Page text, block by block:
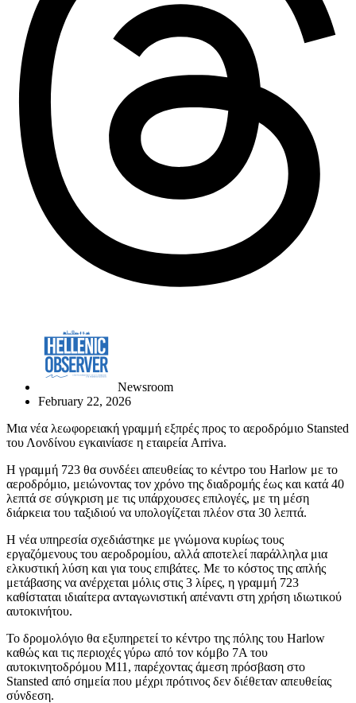
Newsroom
February 22, 2026
Μια νέα λεωφορειακή γραμμή εξπρές προς το αεροδρόμιο Stansted
του Λονδίνου εγκαινίασε η εταιρεία Arriva.
Η γραμμή 723 θα συνδέει απευθείας το κέντρο του Harlow με το
αεροδρόμιο, μειώνοντας τον χρόνο της διαδρομής έως και κατά 40
λεπτά σε σύγκριση με τις υπάρχουσες επιλογές, με τη μέση
διάρκεια του ταξιδιού να υπολογίζεται πλέον στα 30 λεπτά.
Η νέα υπηρεσία σχεδιάστηκε με γνώμονα κυρίως τους
εργαζόμενους του αεροδρομίου, αλλά αποτελεί παράλληλα μια
ελκυστική λύση και για τους επιβάτες. Με το κόστος της απλής
μετάβασης να ανέρχεται μόλις στις 3 λίρες, η γραμμή 723
καθίσταται ιδιαίτερα ανταγωνιστική απέναντι στη χρήση ιδιωτικού
αυτοκινήτου.
Το δρομολόγιο θα εξυπηρετεί το κέντρο της πόλης του Harlow
καθώς και τις περιοχές γύρω από τον κόμβο 7A του
αυτοκινητοδρόμου M11, παρέχοντας άμεση πρόσβαση στο
Stansted από σημεία που μέχρι πρότινος δεν διέθεταν απευθείας
σύνδεση.